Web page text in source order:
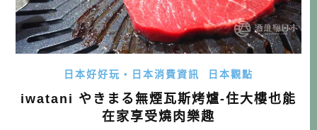
日本好好玩・日本消費資訊 日本觀點
iwatani やきまる無煙瓦斯烤爐-住大樓也能
在家享受燒肉樂趣